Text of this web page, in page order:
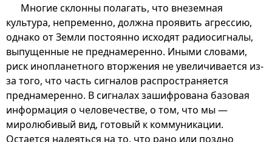
Многие склонны полагать, что внеземная
культура, непременно, должна проявить агрессию,
однако от Земли постоянно исходят радиосигналы,
выпущенные не преднамеренно. Иными словами,
риск инопланетного вторжения не увеличивается из-
за того, что часть сигналов распространяется
преднамеренно. В сигналах зашифрована базовая
информация о человечестве, о том, что мы —
миролюбивый вид, готовый к коммуникации.
Остается надеяться на то, что рано или поздно